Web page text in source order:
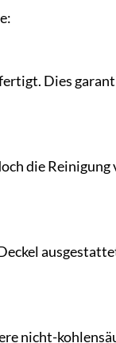
Dies
die Reinigung
nicht-